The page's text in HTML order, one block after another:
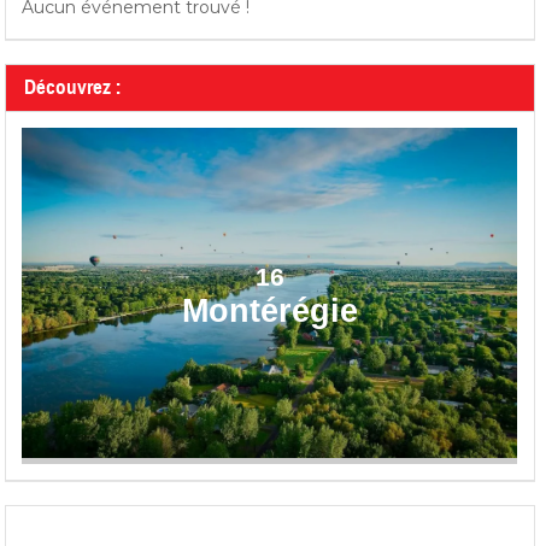
Aucun événement trouvé !
Découvrez :
16
Montérégie